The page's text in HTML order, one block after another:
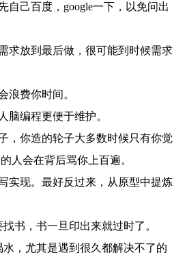
自己百度，google一下，以免问出
求放到最后做，很可能到时候需求
浪费你时间。
脑编程更便于维护。
，你造的轮子大多数时候只有你觉
人会在背后骂你上百遍。
实现。最好反过来，从原型中提炼
书，书一旦印出来就过时了。
水，尤其是遇到很久都解决不了的